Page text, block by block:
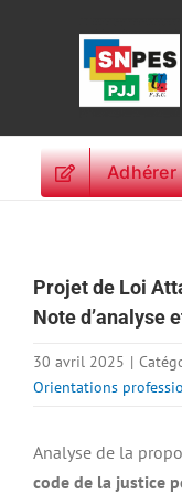
Adhérer
Projet de Loi
Note d’analyse
30 avril 2025 |
Orientations
Analyse de la
code de la justice